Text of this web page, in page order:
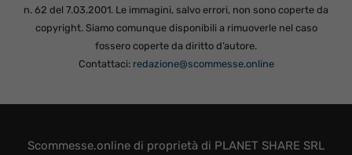
n. 62 del 7.03.2001. Le immagini, salvo errori, non sono coperte da
copyright. Siamo comunque disponibili a rimuoverle nel caso
fossero coperte da diritto d’autore.
Contattaci: redazione@scommesse.online
Scommesse.online di proprietà di PLANET SHARE SRL